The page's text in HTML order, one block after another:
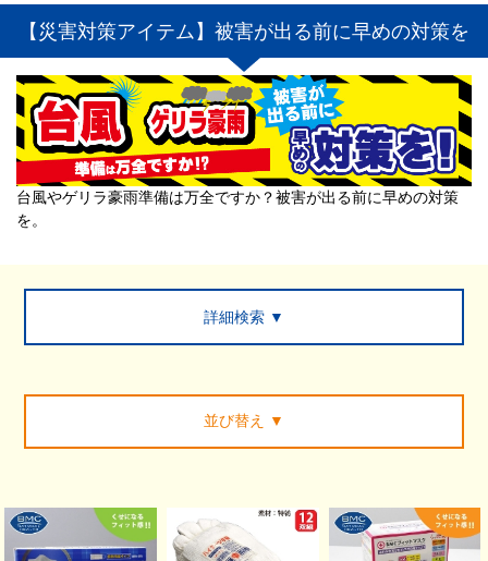
【災害対策アイテム】被害が出る前に早めの対策を
台風やゲリラ豪雨準備は万全ですか？被害が出る前に早めの対策
を。
詳細検索 ▼
並び替え ▼